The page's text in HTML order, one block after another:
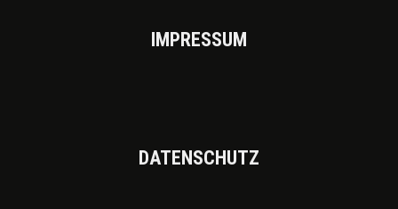
IMPRES­SUM
DATEN­SCHUTZ